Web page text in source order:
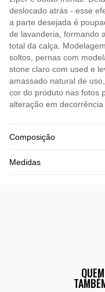
deslocado atrás - esse
a parte desejada é
de lavanderia, formando
total da calça.
soltos, pernas com
stone claro com used e
amassado natural de
cor do produto nas fotos
alteração em
Composição
Medidas